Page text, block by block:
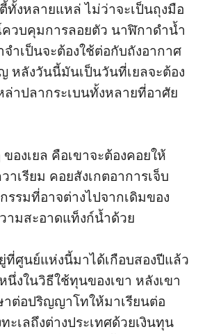
งหลายแหล่ ไม่ว่าจะเป็นถุงมือ
วบคุมการลอยตัว นาฬิกาดำน้ำ
ำเป็นจะต้องใช้ต่อกับถังอากาศ
หลังวันนี้มันเป็นวันที่เยลจะต้อง
ล่าปลากระเบนทั้งหลายที่อาศัย
องเยล คือเขาจะต้องคอยให้
าเรียม คอยสังเกตอาการเจ็บ
รรมที่อาจต่างไปจากเดิมของ
มสะอาดแท็งก์น้ำด้วย
ที่ศูนย์แห่งนี้มาได้เกือบสองปีแล้ว
นึ่งในวิธีใช้ทุนของเขา หลังเขา
ต่อปริญญาโทให้มาเรียนต่อ
ะเลถึงต่างประเทศด้วยเงินทุน